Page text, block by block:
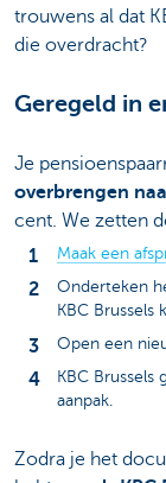
trouwens al dat
die overdracht?
Geregeld in
Je
overbrengen
cent. We zetten
Maak een
Onderteken
KBC Brussels
Open een
KBC
aanpak.
Zodra je het